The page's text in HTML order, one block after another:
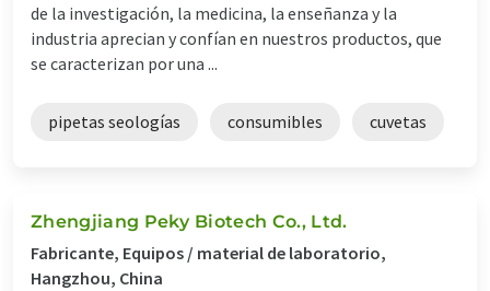
de la investigación, la medicina, la enseñanza y la
industria aprecian y confían en nuestros productos, que
se caracterizan por una ...
pipetas seologías consumibles cuvetas
Zhengjiang Peky Biotech Co., Ltd.
Fabricante, Equipos / material de laboratorio,
Hangzhou, China